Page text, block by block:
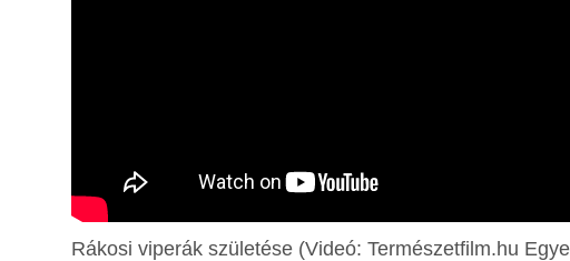
Rákosi viperák születése (Videó: Természetfilm.hu